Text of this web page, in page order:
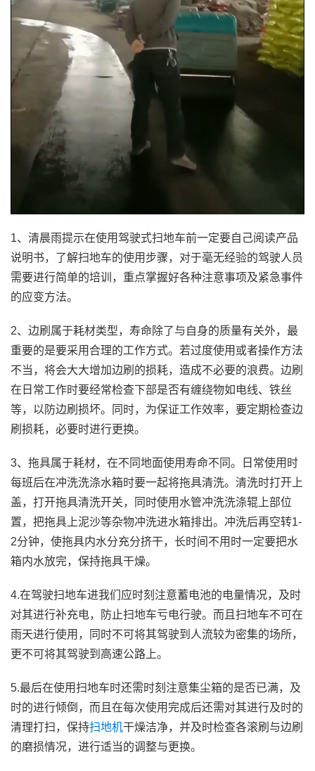
1、清晨雨提示在使用驾驶式扫地车前一定要自己阅读产品
说明书，了解扫地车的使用步骤，对于毫无经验的驾驶人员
需要进行简单的培训，重点掌握好各种注意事项及紧急事件
的应变方法。
2、边刷属于耗材类型，寿命除了与自身的质量有关外，最
重要的是要采用合理的工作方式。若过度使用或者操作方法
不当，将会大大增加边刷的损耗，造成不必要的浪费。边刷
在日常工作时要经常检查下部是否有缠绕物如电线、铁丝
等，以防边刷损坏。同时，为保证工作效率，要定期检查边
刷损耗，必要时进行更换。
3、拖具属于耗材，在不同地面使用寿命不同。日常使用时
每班后在冲洗洗涤水箱时要一起将拖具清洗。清洗时打开上
盖，打开拖具清洗开关，同时使用水管冲洗洗涤辊上部位
置，把拖具上泥沙等杂物冲洗进水箱排出。冲洗后再空转1-
2分钟，使拖具内水分充分挤干，长时间不用时一定要把水
箱内水放完，保持拖具干燥。
4.在驾驶扫地车进我们应时刻注意蓄电池的电量情况，及时
对其进行补充电，防止扫地车亏电行驶。而且扫地车不可在
雨天进行使用，同时不可将其驾驶到人流较为密集的场所，
更不可将其驾驶到高速公路上。
5.最后在使用扫地车时还需时刻注意集尘箱的是否已满，及
时的进行倾倒，而且在每次使用完成后还需对其进行及时的
清理打扫，保持扫地机干燥洁净，并及时检查各滚刷与边刷
的磨损情况，进行适当的调整与更换。